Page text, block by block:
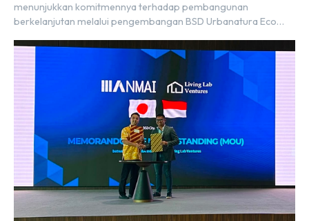
menunjukkan komitmennya terhadap pembangunan
berkelanjutan melalui pengembangan BSD Urbanatura Eco
jalur sungai sepanjang 1,5 km yang dikelilingi lanskap tropis
Pathway. Transformasi ini merupakan bagian dari upaya
perusahaan untuk […]